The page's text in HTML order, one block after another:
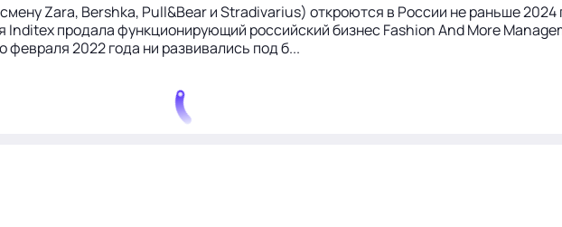
Zara, Bershka, Pull&Bear и Stradivarius) откроются в России не раньше 2024
продала функционирующий российский бизнес Fashion And More
2022 года ни развивались под б...